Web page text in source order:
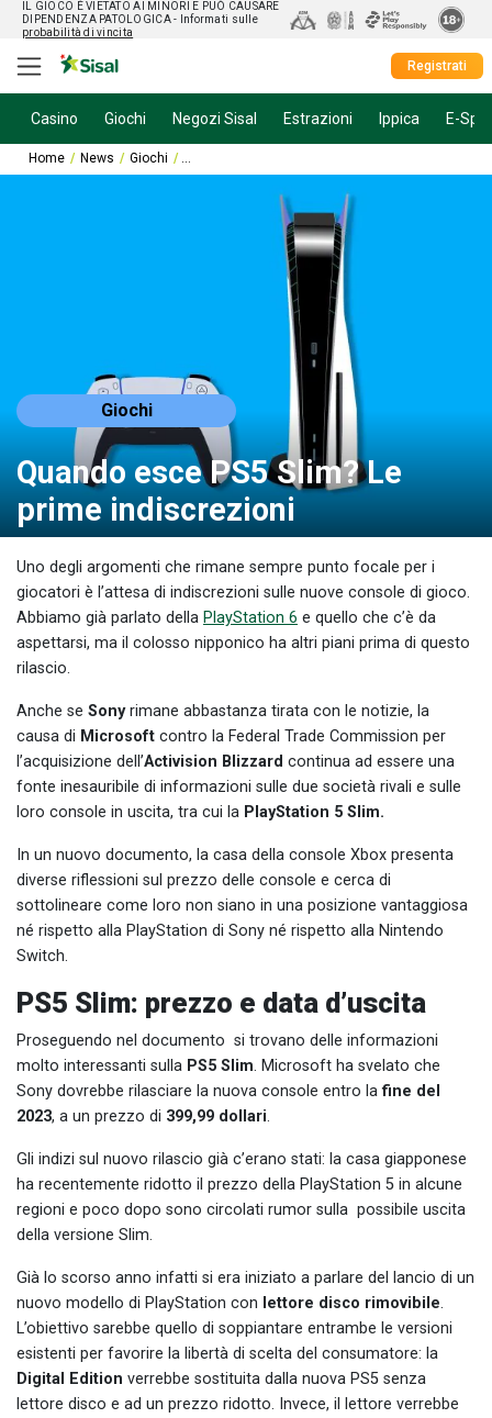
IL GIOCO È VIETATO AI MINORI E PUÒ CAUSARE
DIPENDENZA PATOLOGICA - Informati sulle
probabilità di vincita
Registrati
Casino Giochi Negozi Sisal Estrazioni Ippica E-
Home News Giochi Quando esce PS5 Slim? Le prime indiscrezioni
Giochi
Quando esce PS5 Slim? Le
prime indiscrezioni
Uno degli argomenti che rimane sempre punto focale per i
giocatori è l’attesa di indiscrezioni sulle nuove console di gioco.
Abbiamo già parlato della PlayStation 6 e quello che c’è da
aspettarsi, ma il colosso nipponico ha altri piani prima di questo
rilascio.
Anche se Sonyrimane abbastanza tirata con le notizie, la
causa di Microsoft contro la Federal Trade Commission per
l’acquisizione dell’Activision Blizzard continua ad essere una
fonte inesauribile di informazioni sulle due società rivali e sulle
loro console in uscita, tra cui la PlayStation 5 Slim.
In un nuovo documento, la casa della console Xbox presenta
diverse riflessioni sul prezzo delle console e cerca di
sottolineare come loro non siano in una posizione vantaggiosa
né rispetto alla PlayStation di Sony né rispetto alla Nintendo
Switch.
PS5 Slim: prezzo e data d’uscita
Proseguendo nel documento si trovano delle informazioni
molto interessanti sulla PS5 Slim. Microsoft ha svelato che
Sony dovrebbe rilasciare la nuova console entro lafine del
2023, a un prezzo di 399,99 dollari.
Gli indizi sul nuovo rilascio già c’erano stati: la casa giapponese
ha recentemente ridotto il prezzo della PlayStation 5 in alcune
regioni e poco dopo sono circolati rumor sulla possibile uscita
della versione Slim.
Già lo scorso anno infatti si era iniziato a parlare del lancio di un
nuovo modello di PlayStation con lettore disco rimovibile.
L’obiettivo sarebbe quello di soppiantare entrambe le versioni
esistenti per favorire la libertà di scelta del consumatore: la
Digital Edition verrebbe sostituita dalla nuova PS5 senza
lettore disco e ad un prezzo ridotto. Invece, il lettore verrebbe